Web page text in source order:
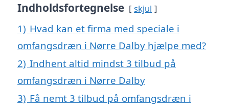
Indholdsfortegnelse skjul
1) Hvad kan et firma med speciale i
omfangsdræn i Nørre Dalby hjælpe med?
2) Indhent altid mindst 3 tilbud på
omfangsdræn i Nørre Dalby
3) Få nemt 3 tilbud på omfangsdræn i